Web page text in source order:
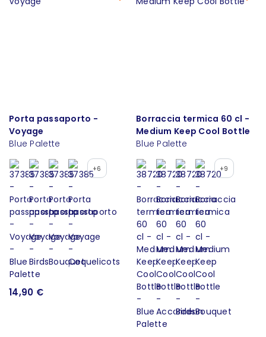
Porta passaporto -
Voyage
Blue Palette
+6
14,90 €
Borraccia termica 60 cl -
Medium Keep Cool Bottle
Blue Palette
+9